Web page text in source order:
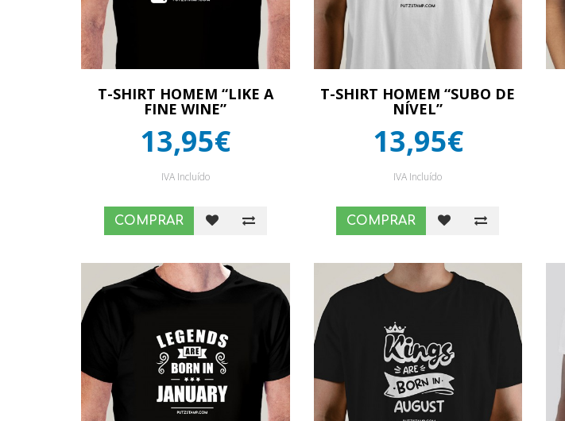
T-SHIRT HOMEM “LIKE A
FINE WINE”
13,95€
IVA Incluído
COMPRAR
T-SHIRT HOMEM “SUBO DE
NÍVEL”
13,95€
IVA Incluído
COMPRAR